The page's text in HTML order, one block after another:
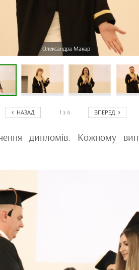
Олександра Макар
НАЗАД 1 з 4 ВПЕРЕД
дипломів. Кожному